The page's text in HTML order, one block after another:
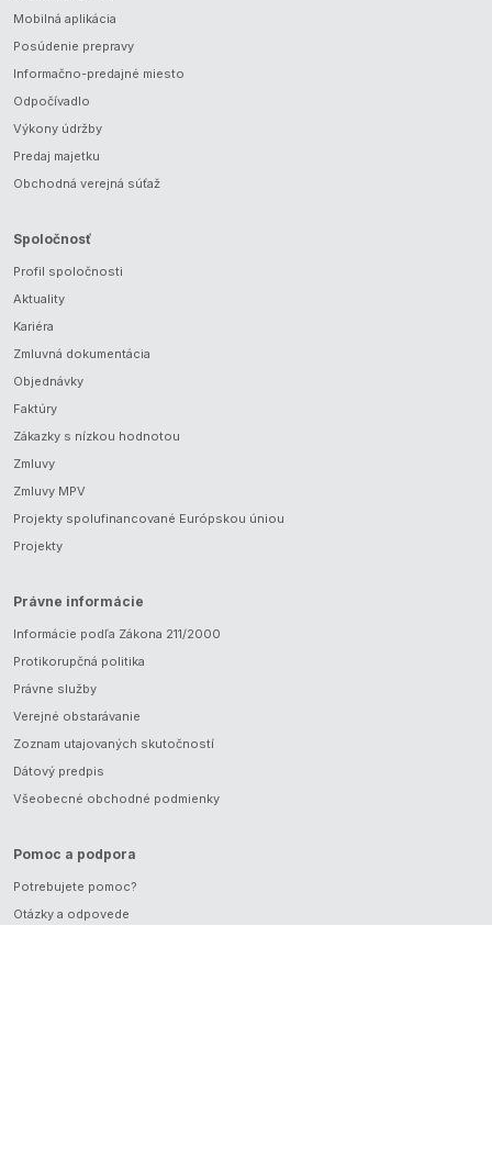
Mobilná aplikácia
Posúdenie prepravy
Informačno-predajné miesto
Odpočívadlo
Výkony údržby
Predaj majetku
Obchodná verejná súťaž
Spoločnosť
Profil spoločnosti
Aktuality
Kariéra
Zmluvná dokumentácia
Objednávky
Faktúry
Zákazky s nízkou hodnotou
Zmluvy
Zmluvy MPV
Projekty spolufinancované Európskou úniou
Projekty
Právne informácie
Informácie podľa Zákona 211/2000
Protikorupčná politika
Právne služby
Verejné obstarávanie
Zoznam utajovaných skutočností
Dátový predpis
Všeobecné obchodné podmienky
Pomoc a podpora
Potrebujete pomoc?
Otázky a odpovede